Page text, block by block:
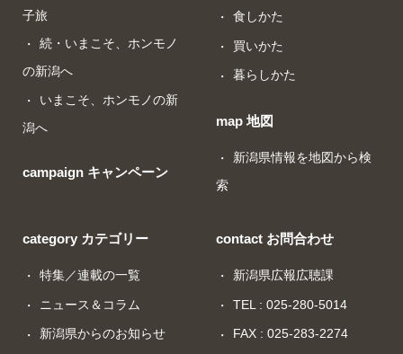
子旅
続・いまこそ、ホンモノ
の新潟へ
いまこそ、ホンモノの新
潟へ
campaign キャンペーン
食しかた
買いかた
暮らしかた
map 地図
新潟県情報を地図から検
索
category カテゴリー
特集／連載の一覧
ニュース＆コラム
新潟県からのお知らせ
contact お問合わせ
新潟県広報広聴課
TEL : 025-280-5014
FAX : 025-283-2274